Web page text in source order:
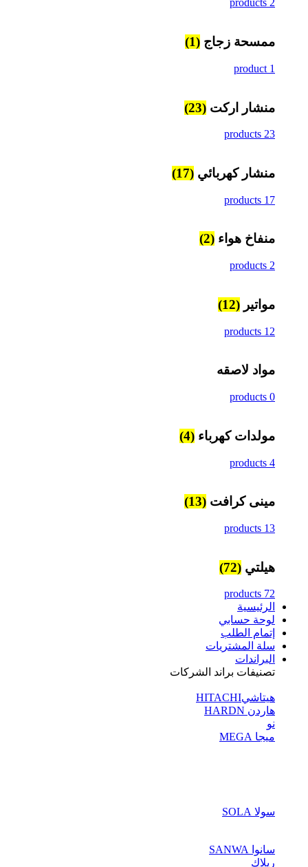
2 products
ممسحة زجاج (1)
1 product
منشار اركت (23)
23 products
منشار كهربائي (17)
17 products
منفاخ هواء (2)
2 products
مواتير (12)
12 products
مواد لاصقه
0 products
مولدات كهرباء (4)
4 products
مينى كرافت (13)
13 products
هيلتي (72)
72 products
الرئيسية
لوحة حسابي
إتمام الطلب
سلة المشتريات
البراندات
تصنيفات براند الشركات
هيتاشيHITACHI
هاردن HARDN
نو
ميجا MEGA
سولا SOLA
سانوا SANWA
ريلاك